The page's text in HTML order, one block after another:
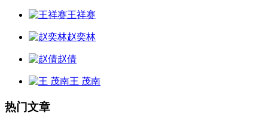
王祥赛
赵奕林
赵倩
王 茂南
热门文章